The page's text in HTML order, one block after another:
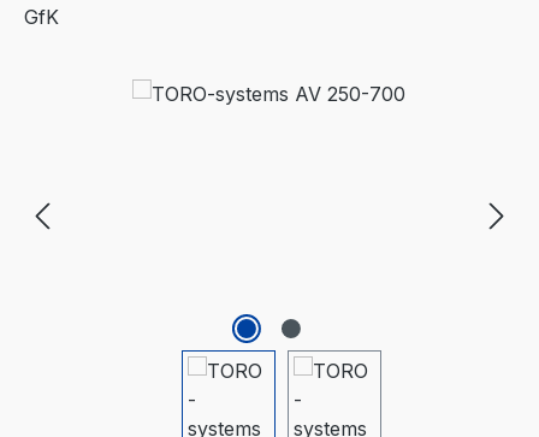
GfK
Bildergalerie überspringen